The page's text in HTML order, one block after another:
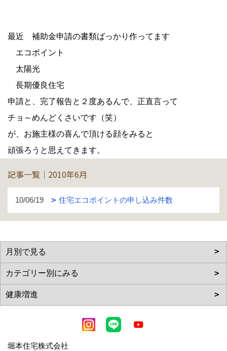
最近 補助金申請の書類ばっかり作ってます
エコポイント
太陽光
長期優良住宅
申請と、完了報告と２度あるんで、正直言って
チョ～めんどくさいです（笑）
が、お施主様の喜んで頂ける顔をみると
頑張ろうと思えてきます。
記事一覧｜2010年6月
10/06/19 住宅エコポイントの申し込み件数
堀本住宅株式会社